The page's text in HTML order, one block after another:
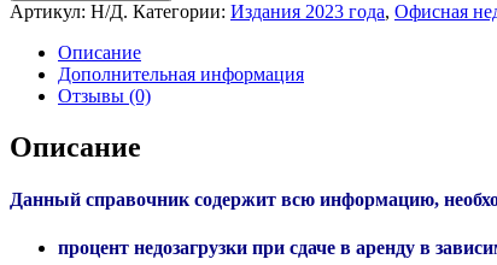
Артикул: Н/Д. Категории: Издания 2023 года, Офисная
Описание
Дополнительная информация
Отзывы (0)
Описание
Данный справочник содержит всю информацию,
процент недозагрузки при сдаче в аренду в